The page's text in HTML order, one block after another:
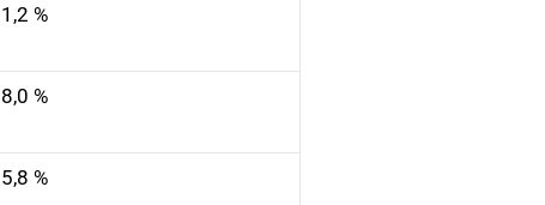
1,2 %
8,0 %
5,8 %